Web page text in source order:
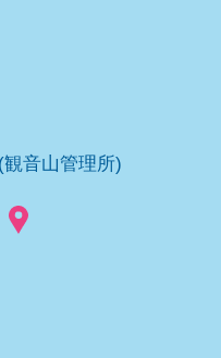
音山管理所)